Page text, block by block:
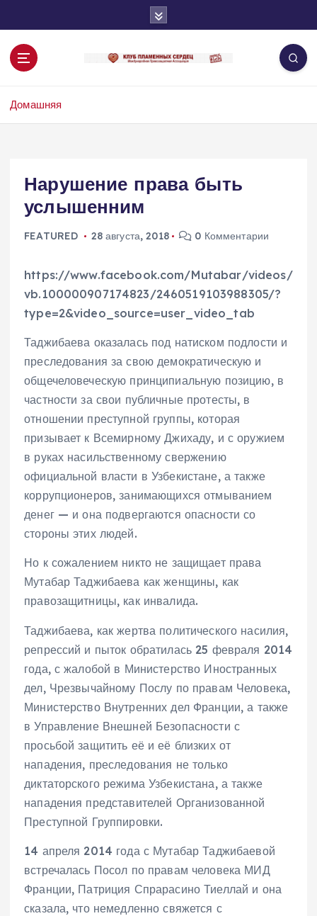
к
Домашняя
Нарушение права быть
услышенним
FEATURED 28 августа, 2018 0 Комментарии
https://www.facebook.com/Mutabar/videos/
vb.100000907174823/2460519103988305/?
type=2&video_source=user_video_tab
Таджибаева оказалась под натиском подлости и
преследования за свою демократическую и
общечеловеческую принципиальную позицию, в
частности за свои публичные протесты, в
отношении преступной группы, которая
призывает к Всемирному Джихаду, и с оружием
в руках насильственному свержению
официальной власти в Узбекистане, а также
коррупционеров, занимающихся отмыванием
денег — и она подвергаются опасности со
стороны этих людей.
Но к сожалением никто не защищает права
Мутабар Таджибаева как женщины, как
правозащитницы, как инвалида.
Таджибаева, как жертва политического насилия,
репрессий и пыток обратилась 25 февраля 2014
года, с жалобой в Министерство Иностранных
дел, Чрезвычайному Послу по правам Человека,
Министерство Внутренних дел Франции, а также
в Управление Внешней Безопасности с
просьбой защитить её и её близких от
нападения, преследования не только
диктаторского режима Узбекистана, а также
нападения представителей Организованной
Преступной Группировки.
14 апреля 2014 года с Мутабар Таджибаевой
встречалась Посол по правам человека МИД
Франции, Патриция Спрарасино Тиеллай и она
сказала, что немедленно свяжется с